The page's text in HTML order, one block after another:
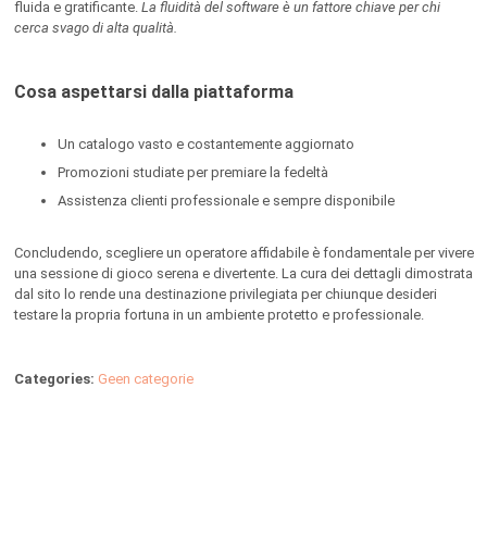
fluida e gratificante. La fluidità del software è un fattore chiave per chi
cerca svago di alta qualità.
Cosa aspettarsi dalla piattaforma
Un catalogo vasto e costantemente aggiornato
Promozioni studiate per premiare la fedeltà
Assistenza clienti professionale e sempre disponibile
Concludendo, scegliere un operatore affidabile è fondamentale per vivere
una sessione di gioco serena e divertente. La cura dei dettagli dimostrata
dal sito lo rende una destinazione privilegiata per chiunque desideri
testare la propria fortuna in un ambiente protetto e professionale.
Categories: Geen categorie